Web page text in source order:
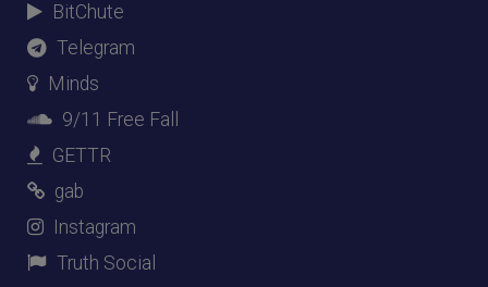
BitChute
Telegram
Minds
9/11 Free Fall
GETTR
gab
Instagram
Truth Social